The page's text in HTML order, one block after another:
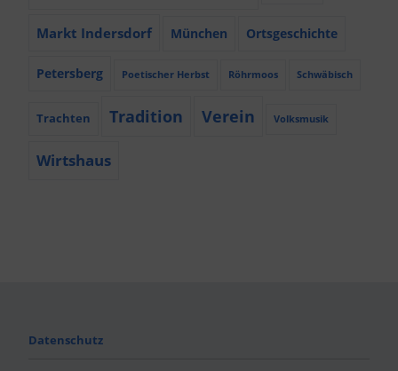
Markt Indersdorf München Ortsgeschichte
Petersberg Poetischer Herbst Röhrmoos Schwäbisch
Trachten Tradition Verein Volksmusik
Wirtshaus
Datenschutz